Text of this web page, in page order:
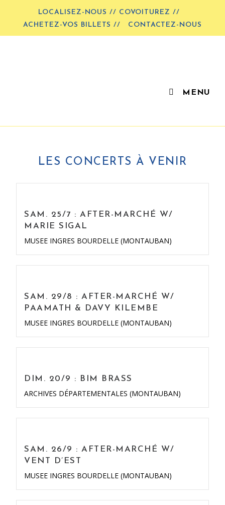
LOCALISEZ-NOUS // COVOITUREZ //
ACHETEZ-VOS BILLETS //
CONTACTEZ-NOUS
MENU
LES CONCERTS À VENIR
SAM. 25/7 : AFTER-MARCHÉ W/
MARIE SIGAL
MUSEE INGRES BOURDELLE (MONTAUBAN)
SAM. 29/8 : AFTER-MARCHÉ W/
PAAMATH & DAVY KILEMBE
MUSEE INGRES BOURDELLE (MONTAUBAN)
DIM. 20/9 : BIM BRASS
ARCHIVES DÉPARTEMENTALES (MONTAUBAN)
SAM. 26/9 : AFTER-MARCHÉ W/
VENT D’EST
MUSEE INGRES BOURDELLE (MONTAUBAN)